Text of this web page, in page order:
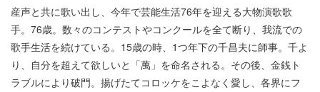
産声と共に歌い出し、今年で芸能生活76年を迎える大物演歌歌
手。76歳。数々のコンテストやコンクールを全て断り、我流での
歌手生活を続けている。15歳の時、1つ年下の千昌夫に師事。千よ
り、自分を超えて欲しいと「萬」を命名される。その後、金銭ト
ラブルにより破門。揚げたてコロッケをこよなく愛し、各界にフ